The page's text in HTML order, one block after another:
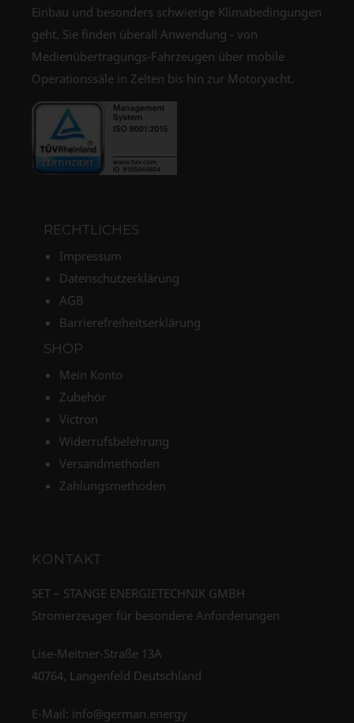
Einbau und besonders schwierige Klimabedingungen
geht. Sie finden überall Anwendung - von
Medienübertragungs-Fahrzeugen über mobile
Operationssäle in Zelten bis hin zur Motoryacht.
RECHTLICHES
Impressum
Datenschutzerklärung
AGB
Barrierefreiheitserklärung
SHOP
Mein Konto
Zubehör
Victron
Widerrufsbelehrung
Versandmethoden
Zahlungsmethoden
KONTAKT
SET – STANGE ENERGIETECHNIK GMBH
Stromerzeuger für besondere Anforderungen
Lise-Meitner-Straße 13A
40764, Langenfeld Deutschland
E-Mail: info@german.energy